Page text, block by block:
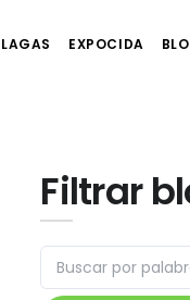
EXPOCIDA
Filtrar